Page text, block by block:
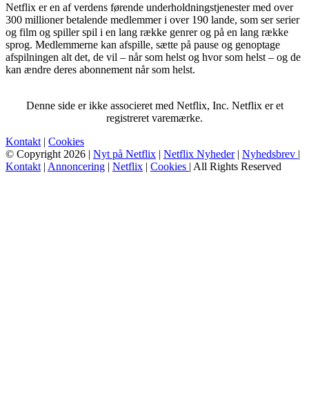
Netflix er en af verdens førende underholdningstjenester med over
300 millioner betalende medlemmer i over 190 lande, som ser serier
og film og spiller spil i en lang række genrer og på en lang række
sprog. Medlemmerne kan afspille, sætte på pause og genoptage
afspilningen alt det, de vil – når som helst og hvor som helst – og de
kan ændre deres abonnement når som helst.
Denne side er ikke associeret med Netflix, Inc. Netflix er et
registreret varemærke.
Kontakt | Cookies
© Copyright 2026 | Nyt på Netflix | Netflix Nyheder| Nyhedsbrev |
Kontakt | Annoncering | Netflix | Cookies | All Rights Reserved